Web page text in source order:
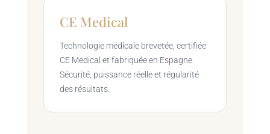
CE Medical
Technologie médicale brevetée, certifiée
CE Medical et fabriquée en Espagne.
Sécurité, puissance réelle et régularité
des résultats.